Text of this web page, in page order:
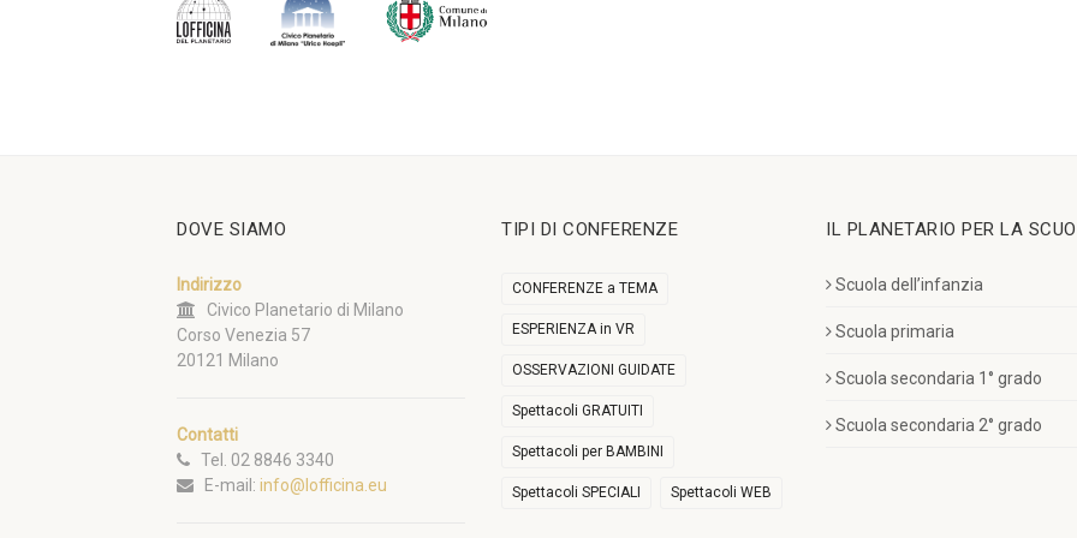
DOVE SIAMO
Indirizzo
Civico Planetario di Milano
Corso Venezia 57
20121 Milano
Contatti
Tel. 02 8846 3340
E-mail: info@lofficina.eu
TIPI DI CONFERENZE
CONFERENZE a TEMA
ESPERIENZA in VR
OSSERVAZIONI GUIDATE
Spettacoli GRATUITI
Spettacoli per BAMBINI
Spettacoli SPECIALI Spettacoli WEB
IL PLANETARIO PER LA
Scuola dell’infanzia
Scuola primaria
Scuola secondaria 1° grado
Scuola secondaria 2° grado